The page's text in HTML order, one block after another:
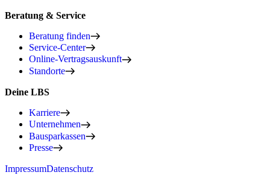
Beratung & Service
Beratung finden
Service-Center
Online-Vertragsauskunft
Standorte
Deine LBS
Karriere
Unternehmen
Bausparkassen
Presse
ImpressumDatenschutz